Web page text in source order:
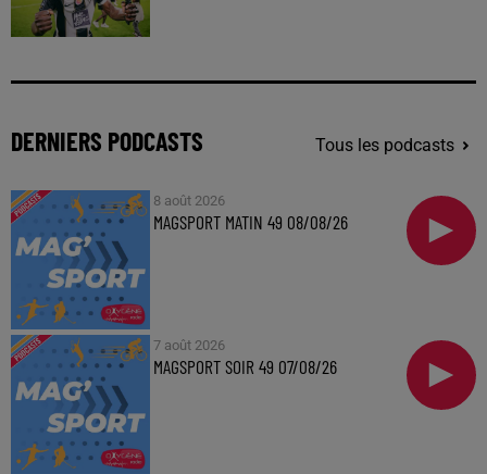
DERNIERS PODCASTS Tous les podcasts
8 août 2026
MAGSPORT MATIN 49 08/08/26
7 août 2026
MAGSPORT SOIR 49 07/08/26